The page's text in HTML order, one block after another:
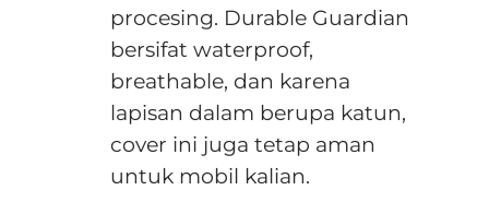
procesing. Durable Guardian
bersifat waterproof,
breathable, dan karena
lapisan dalam berupa katun,
cover ini juga tetap aman
untuk mobil kalian.